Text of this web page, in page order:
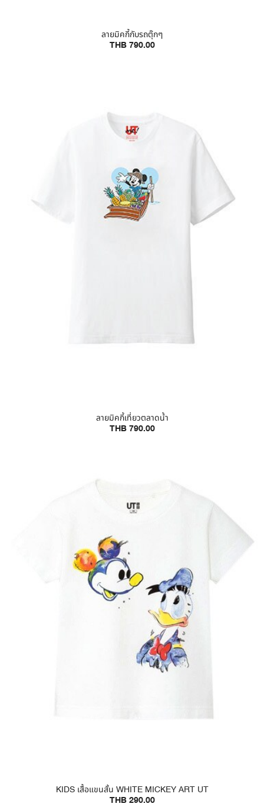
ลายมิคกี้กับรถตุ๊กๆ
THB 790.00
ลายมิคกี้เที่ยวตลาดน้ำ
THB 790.00
KIDS เสื้อแขนสั้น WHITE MICKEY ART UT
THB 290.00